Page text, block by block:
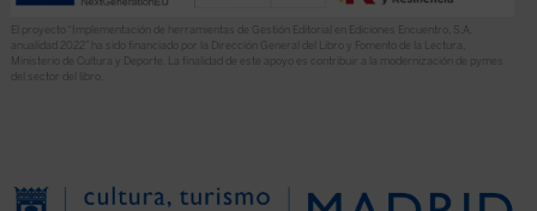
El proyecto “Implementación de herramientas de Gestión Editorial en Ediciones Encuentro, S.A.
anualidad 2022” ha sido financiado por la Dirección General del Libro y Fomento de la Lectura,
Ministerio de Cultura y Deporte. La finalidad de este apoyo es contribuir a la modernización de pymes
del sector del libro.